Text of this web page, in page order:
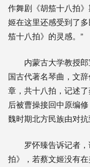
作舞剧《胡笳十八拍
姬在这里还感受到了
笳十八拍》的灵感。”
内蒙古大学教授郎
国古代著名琴曲，文
章，共十八拍，记述
后被曹操接回中原编
魏时期北方民族由对抗
罗怀臻告诉记者，
拍》，若蔡文姬没有